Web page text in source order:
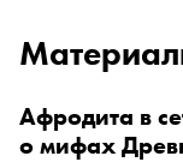
Афродита в
о мифах